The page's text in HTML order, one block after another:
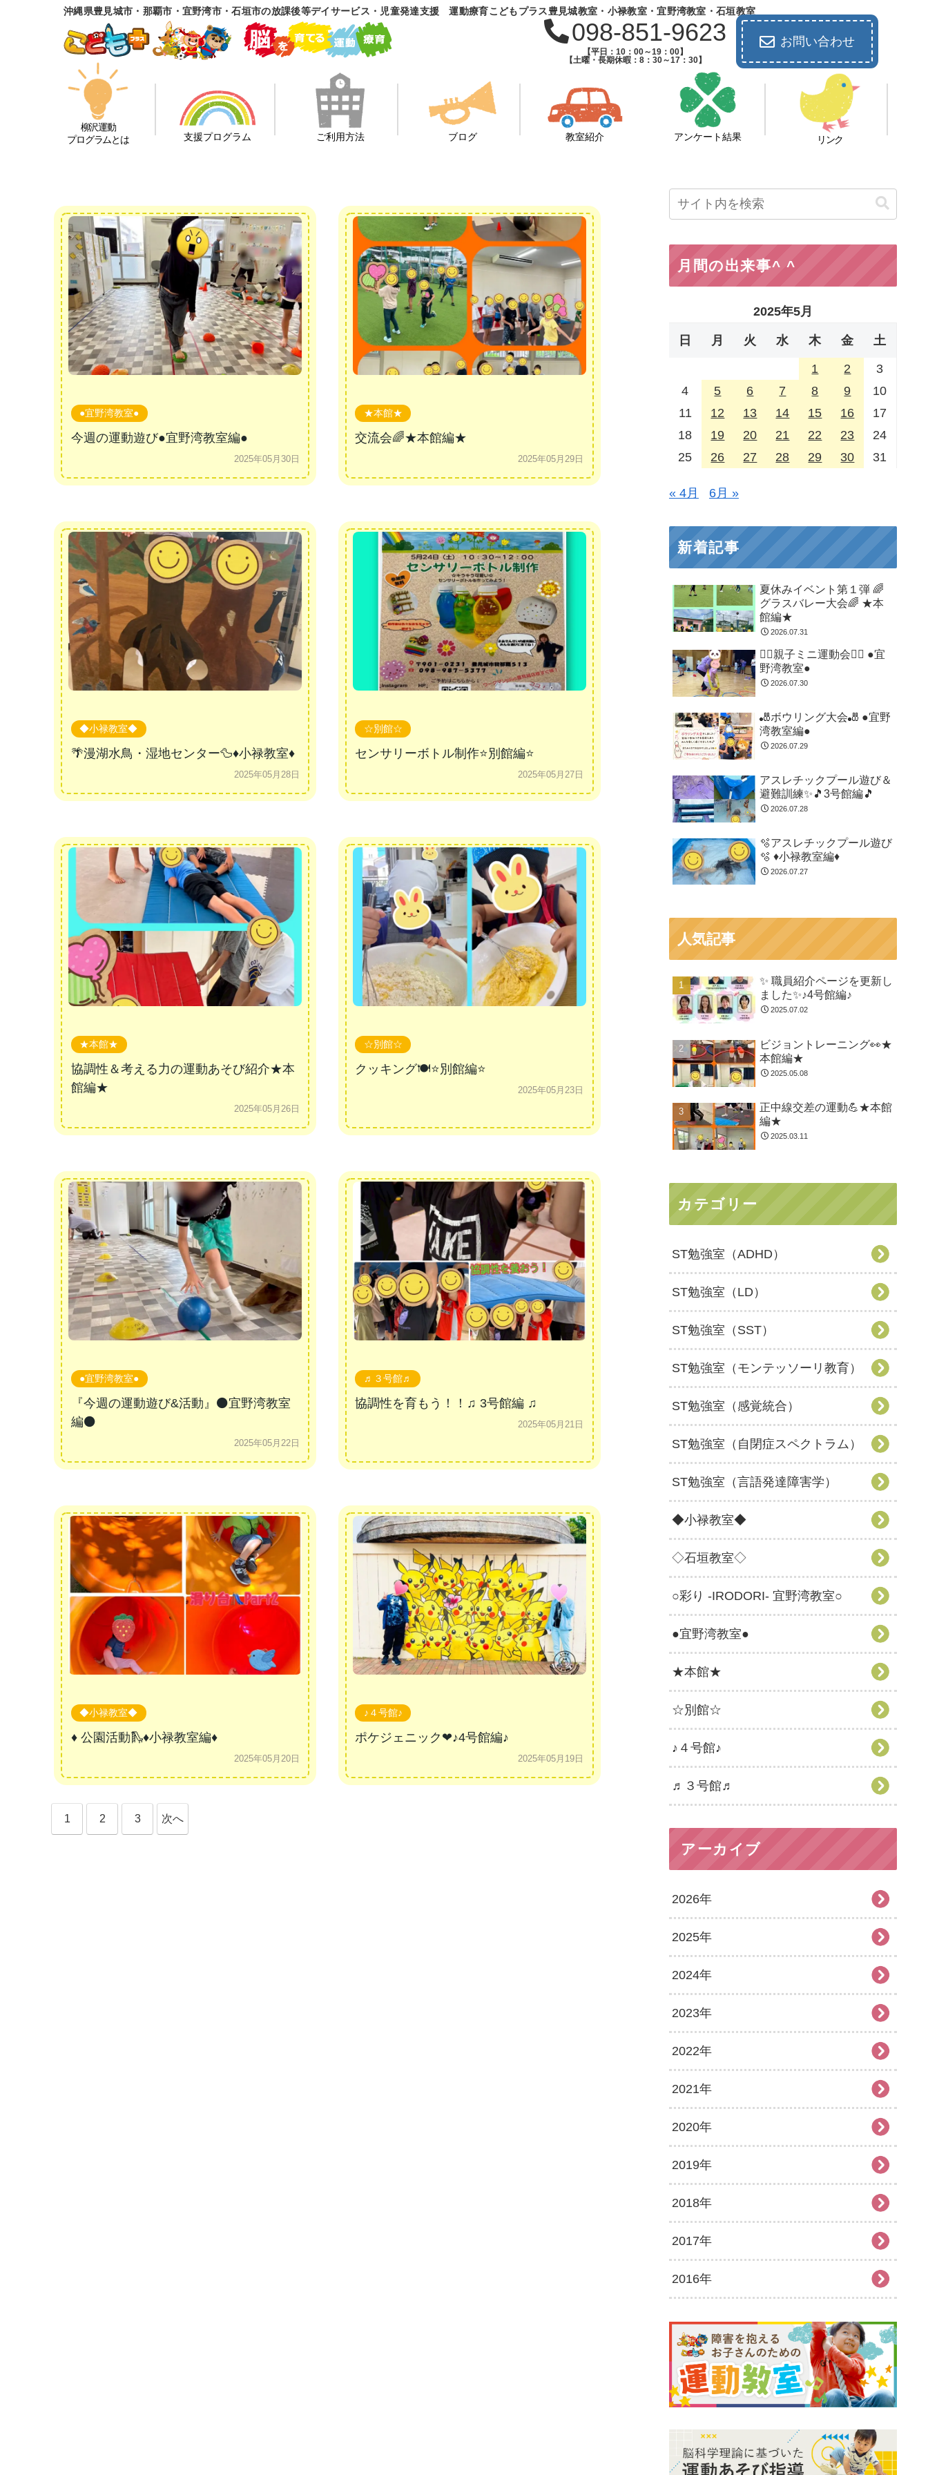
沖縄県豊見城市・那覇市・宜野湾市・石垣市の放課後等デイサービス・児童発達支援 運動療育こどもプラス豊見城教室・小禄教室・宜野湾教室・石垣教室
098-851-9623
【平日：10：00～19：00】
【土曜・長期休暇：8：30～17：30】
お問い合わせ
柳沢運動
プログラムとは
支援プログラム ご利用方法 ブログ 教室紹介 アンケート結果 リンク
●宜野湾教室●
今週の運動遊び●宜野湾教室編●
2025年05月30日
★本館★
交流会🌈★本館編★
2025年05月29日
◆小禄教室◆
🌴漫湖水鳥・湿地センター🦆♦小禄教室♦
2025年05月28日
☆別館☆
センサリーボトル制作⭐別館編⭐
2025年05月27日
★本館★
協調性＆考える力の運動あそび紹介★本
館編★
2025年05月26日
☆別館☆
クッキング🍽⭐別館編⭐
2025年05月23日
●宜野湾教室●
『今週の運動遊び&活動』⚫️宜野湾教室
編⚫️
2025年05月22日
♬３号館♬
協調性を育もう！！♫ 3号館編 ♫
2025年05月21日
◆小禄教室◆
♦ 公園活動🛝♦小禄教室編♦
2025年05月20日
♪４号館♪
ポケジェニック❤♪4号館編♪
2025年05月19日
1 2 3 次へ
月間の出来事^ ^
2025年5月
日 月 火 水 木 金 土
1 2
3
4
5 6 7 8 9
10
11
12 13 14 15 16
17
18
19 20 21 22 23
24
25
26 27 28 29 30 31
« 4月 6月 »
新着記事
夏休みイベント第１弾 🌈
グラスバレー大会🌈 ★本
館編★
2026.07.31
🏃‍♂️親子ミニ運動会🏃‍♂️ ●宜
野湾教室●
2026.07.30
🎳ボウリング大会🎳 ●宜野
湾教室編●
2026.07.29
アスレチックプール遊び＆
避難訓練✨🎵3号館編🎵
2026.07.28
🫧アスレチックプール遊び
🫧 ♦小禄教室編♦
2026.07.27
人気記事
✨ 職員紹介ページを更新し
ました✨♪4号館編♪
2025.07.02
ビジョントレーニング👀★
本館編★
2025.05.08
正中線交差の運動💪★本館
編★
2025.03.11
カテゴリー
ST勉強室（ADHD）
ST勉強室（LD）
ST勉強室（SST）
ST勉強室（モンテッソーリ教育）
ST勉強室（感覚統合）
ST勉強室（自閉症スペクトラム）
ST勉強室（言語発達障害学）
◆小禄教室◆
◇石垣教室◇
○彩り -IRODORI- 宜野湾教室○
●宜野湾教室●
★本館★
☆別館☆
♪４号館♪
♬３号館♬
アーカイブ
2026年
2026年7月
2026年6月
2026年5月
2026年4月
2026年3月
2026年2月
2026年1月
2025年
2025年12月
2025年11月
2025年10月
2025年9月
2025年8月
2025年7月
2025年6月
2025年5月
2025年4月
2025年2月
2025年1月
2024年
2024年12月
2024年11月
2024年10月
2024年9月
2024年8月
2024年7月
2024年6月
2024年5月
2024年3月
2024年2月
2024年1月
2023年
2023年12月
2023年11月
2023年10月
2023年9月
2023年8月
2023年7月
2023年6月
2023年4月
2023年3月
2023年2月
2023年1月
2022年
2022年12月
2022年11月
2022年10月
2022年9月
2022年8月
2022年7月
2022年5月
2022年4月
2022年3月
2022年2月
2021年
2021年12月
2021年11月
2021年10月
2021年9月
2021年8月
2021年6月
2021年5月
2021年4月
2021年3月
2020年
2020年12月
2020年11月
2020年10月
2020年9月
2020年7月
2020年6月
2020年5月
2020年4月
2019年
2019年12月
2019年11月
2019年10月
2019年8月
2019年7月
2019年6月
2019年5月
2018年
2018年12月
2018年11月
2018年9月
2018年7月
2018年6月
2018年5月
2017年
2017年12月
2017年10月
2017年9月
2017年8月
2017年7月
2016年
2016年11月
2016年10月
2016年9月
2016年8月